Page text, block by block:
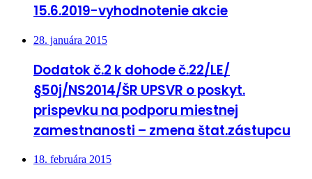
15.6.2019-vyhodnotenie akcie
28. januára 2015
Dodatok č.2 k dohode č.22/LE/
§50j/NS2014/ŠR UPSVR o poskyt.
prispevku na podporu miestnej
zamestnanosti – zmena štat.zástupcu
18. februára 2015